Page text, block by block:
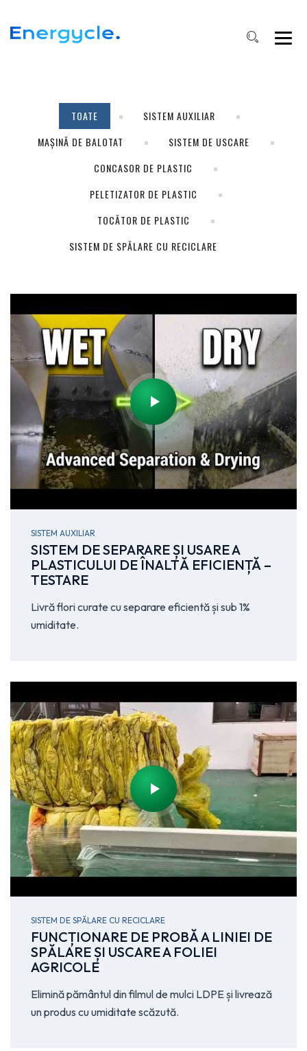
TOATE
SISTEM AUXILIAR
MAȘINĂ DE BALOTAT
SISTEM DE USCARE
CONCASOR DE PLASTIC
PELETIZATOR DE PLASTIC
TOCĂTOR DE PLASTIC
SISTEM DE SPĂLARE CU RECICLARE
SISTEM AUXILIAR
SISTEM DE SEPARARE ȘI USARE A
PLASTICULUI DE ÎNALTĂ EFICIENȚĂ –
TESTARE
Livră flori curate cu separare eficientă și sub 1%
umiditate.
SISTEM DE SPĂLARE CU RECICLARE
FUNCȚIONARE DE PROBĂ A LINIEI DE
SPĂLARE ȘI USCARE A FOLIEI
AGRICOLE
Elimină pământul din filmul de mulci LDPE și livrează
un produs cu umiditate scăzută.